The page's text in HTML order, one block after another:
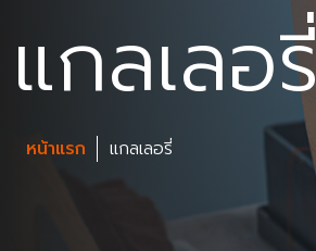
แกลเลอรี่
หน้าแรก แกลเลอรี่